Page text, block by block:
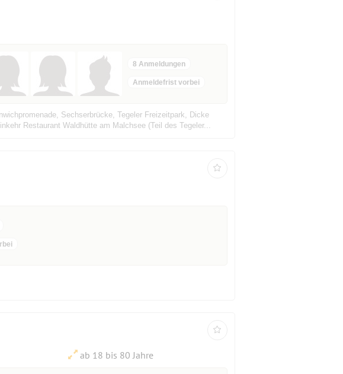
8 Anmeldungen
Anmeldefrist vorbei
Sechserbrücke, Tegeler Freizeitpark, Dicke
Restaurant Waldhütte am Malchsee (Teil des Tegeler...
ab 18 bis 80 Jahre